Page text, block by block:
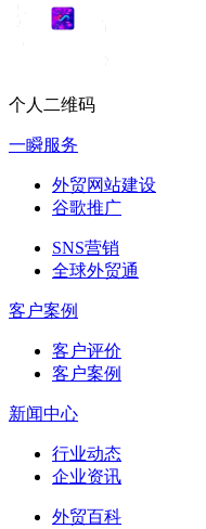
个人二维码
一瞬服务
外贸网站建设
谷歌推广
SNS营销
全球外贸通
客户案例
客户评价
客户案例
新闻中心
行业动态
企业资讯
外贸百科